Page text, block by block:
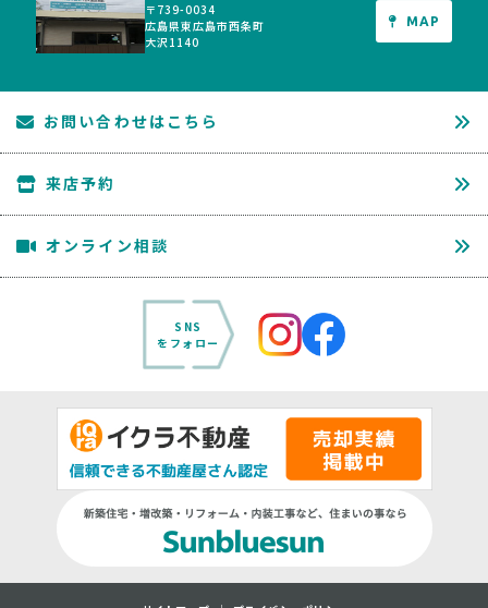
〒739-0034
広島県東広島市西条町
大沢1140
MAP
お問い合わせはこちら
来店予約
オンライン相談
SNS
をフォロー